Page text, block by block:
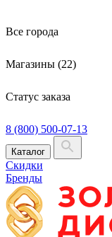
Все города
Магазины (22)
Статус заказа
8 (800) 500-07-13
Каталог
Скидки
Бренды